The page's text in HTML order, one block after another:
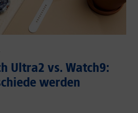
Ultra2 vs. Watch9:
werden